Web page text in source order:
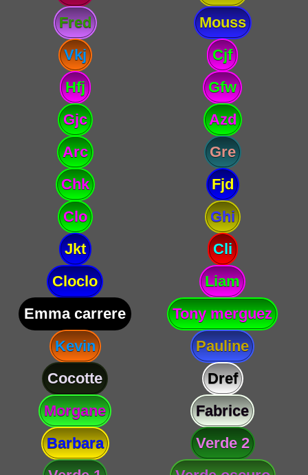
Fred
Mouss
Vkj
Cjf
Hfj
Gfw
Gjc
Azd
Arc
Gre
Chk
Fjd
Clo
Ghi
Jkt
Cli
Cloclo
Liam
Emma carrere
Tony merguez
Kevin
Pauline
Cocotte
Dref
Morgane
Fabrice
Barbara
Verde 2